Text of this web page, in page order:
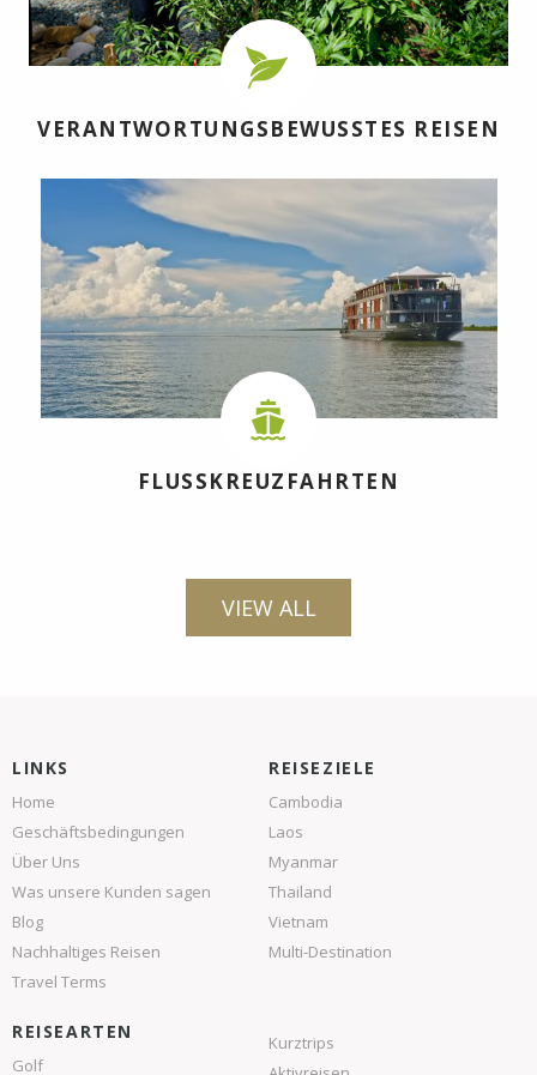
VERANTWORTUNGSBEWUSSTES REISEN
FLUSSKREUZFAHRTEN
VIEW ALL
LINKS
Home
Geschäftsbedingungen
Über Uns
Was unsere Kunden sagen
Blog
Nachhaltiges Reisen
Travel Terms
REISEZIELE
Cambodia
Laos
Myanmar
Thailand
Vietnam
Multi-Destination
REISEARTEN
Golf
Kurztrips